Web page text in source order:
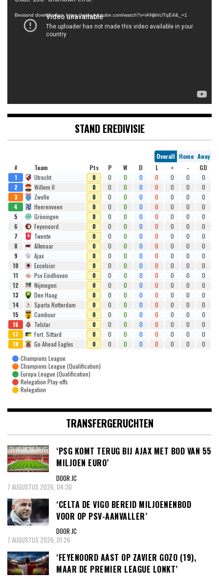
Bestand downloaden: https://www.youtube.com/watch?v=iANjkhUTqE4&_=1
STAND EREDIVISIE
Overall Home Away
#
Team Pts P W D L + -
GD
1
Utrecht 0 0 0 0 0 0 0
0
2
Willem II 0 0 0 0 0 0 0
0
3
Zwolle 0 0 0 0 0 0 0
0
4
Heerenveen 0 0 0 0 0 0 0
0
5
Gröningen 0 0 0 0 0 0 0
0
6
Feyenoord 0 0 0 0 0 0 0
0
7
Twente 0 0 0 0 0 0 0
0
8
Alkmaar 0 0 0 0 0 0 0
0
9
Ajax 0 0 0 0 0 0 0
0
10
Excelsior 0 0 0 0 0 0 0
0
11
Psv Eindhoven 0 0 0 0 0 0 0
0
12
Nijmegen 0 0 0 0 0 0 0
0
13
Den Haag 0 0 0 0 0 0 0
0
14
Sparta Rotterdam 0 0 0 0 0 0 0
0
15
Cambuur 0 0 0 0 0 0 0
0
16
Telstar 0 0 0 0 0 0 0
0
17
Fort. Sittard 0 0 0 0 0 0 0
0
18
Go Ahead Eagles 0 0 0 0 0 0 0
0
Champions League
Champions League (Qualification)
Europa League (Qualification)
Relegation Play-offs
Relegation
TRANSFERGERUCHTEN
‘PSG KOMT TERUG BIJ AJAX MET BOD VAN 55
MILJOEN EURO’
DOOR JC
7 AUGUSTUS 2026, 04:30
‘CELTA DE VIGO BEREID MILJOENENBOD
VOOR OP PSV-AANVALLER’
DOOR JC
7 AUGUSTUS 2026, 01:26
‘FEYENOORD AAST OP ZAVIER GOZO (19),
MAAR DE PREMIER LEAGUE LONKT’